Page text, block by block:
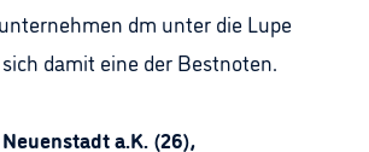
dm unter die Lupe
damit eine der Bestnoten.
a.K. (26),